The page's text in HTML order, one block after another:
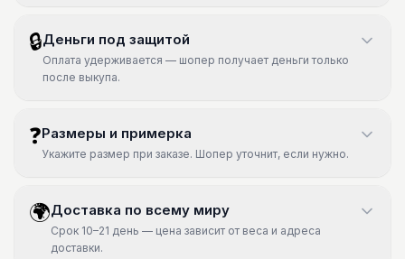
🔒Деньги под защитой
Оплата удерживается — шопер получает деньги только
после выкупа.
❓Размеры и примерка
Укажите размер при заказе. Шопер уточнит, если нужно.
🌍Доставка по всему миру
Срок 10–21 день — цена зависит от веса и адреса
доставки.